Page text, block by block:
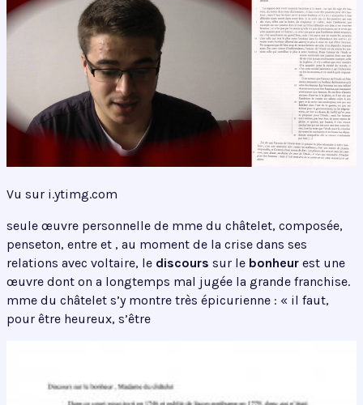
Vu sur i.ytimg.com
seule œuvre personnelle de mme du châtelet, composée,
penseton, entre et , au moment de la crise dans ses
relations avec voltaire, le discours sur le bonheur est une
œuvre dont on a longtemps mal jugée la grande franchise.
mme du châtelet s’y montre très épicurienne : « il faut,
pour être heureux, s’être